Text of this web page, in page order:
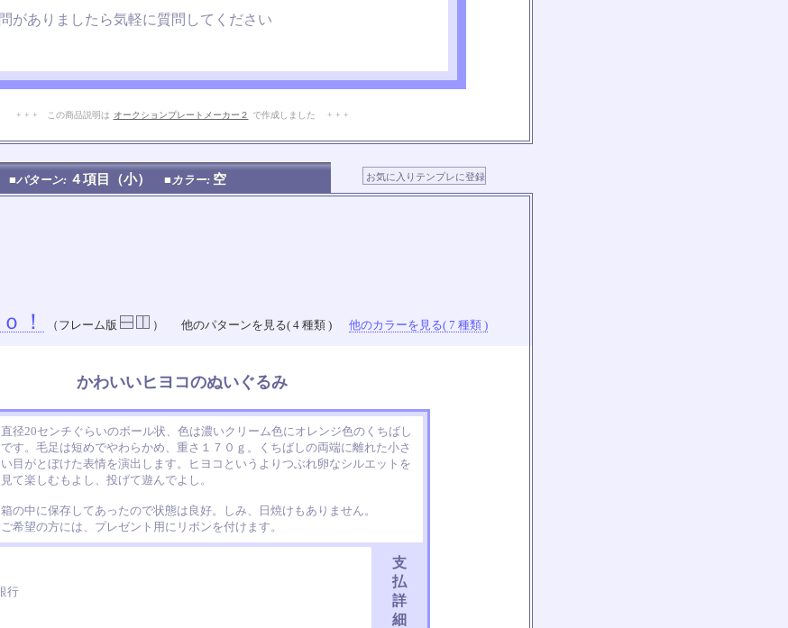
がありましたら気軽に質問してください
+ + + この商品説明は オークションプレートメーカー２ で作成しました + + +
■パターン: ４項目（小） ■カラー: 空
！ （フレーム版 ） 他のパターンを見る( 4 種類 ) 他のカラーを見る( 7 種類 )
かわいいヒヨコのぬいぐるみ
直径20センチぐらいのボール状、色は濃いクリーム色にオレンジ色のくちばし
です。毛足は短めでやわらかめ、重さ１７０ｇ。くちばしの両端に離れた小さ
い目がとぼけた表情を演出します。ヒヨコというよりつぶれ卵なシルエットを
見て楽しむもよし、投げて遊んでよし。
箱の中に保存してあったので状態は良好。しみ、日焼けもありません。
ご希望の方には、プレゼント用にリボンを付けます。
行
支
払
詳
細